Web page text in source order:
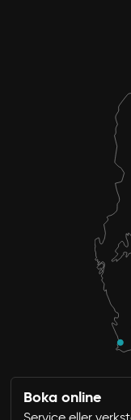
Boka online